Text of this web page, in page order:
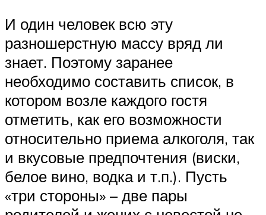
И один человек всю эту
разношерстную массу вряд ли
знает. Поэтому заранее
необходимо составить список, в
котором возле каждого гостя
отметить, как его возможности
относительно приема алкоголя, так
и вкусовые предпочтения (виски,
белое вино, водка и т.п.). Пусть
«три стороны» – две пары